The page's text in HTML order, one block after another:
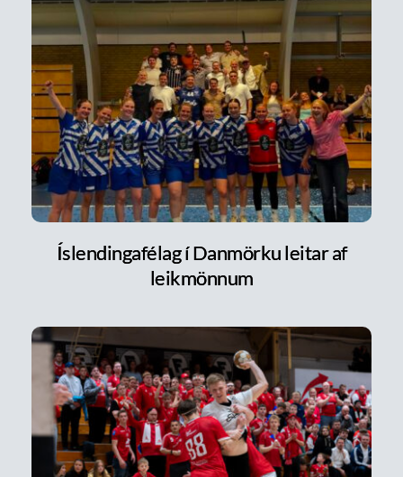
Íslendingafélag í Danmörku leitar af
leikmönnum